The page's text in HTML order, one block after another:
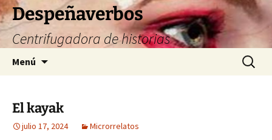
Saltar
al
contenido
Despeñaverbos
Centrifugadora de historias
Menú Buscar:
El kayak
julio 17, 2024 Microrrelatos